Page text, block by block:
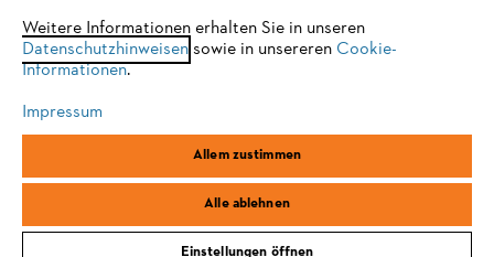
Allgemeine Geschäftsbedingungen
Impressum Cookies Rechtliche Informationen
STIHL Vertriebszentrale AG & Co. KG, D-64807 Dieburg
eine optimale Nutzung unserer Seite empfehlen wir Ihnen, zu
einem der folgenden Browser zu wechseln:
Firefox Chrome
Weitere Informationen erhalten Sie in unseren
Datenschutzhinweisensowie in unsereren Cookie-
Informationen.
Impressum
Allem zustimmen
Alle ablehnen
Einstellungen öffnen